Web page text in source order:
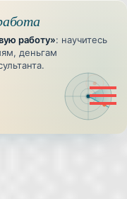
работу»: научитесь
деньгам